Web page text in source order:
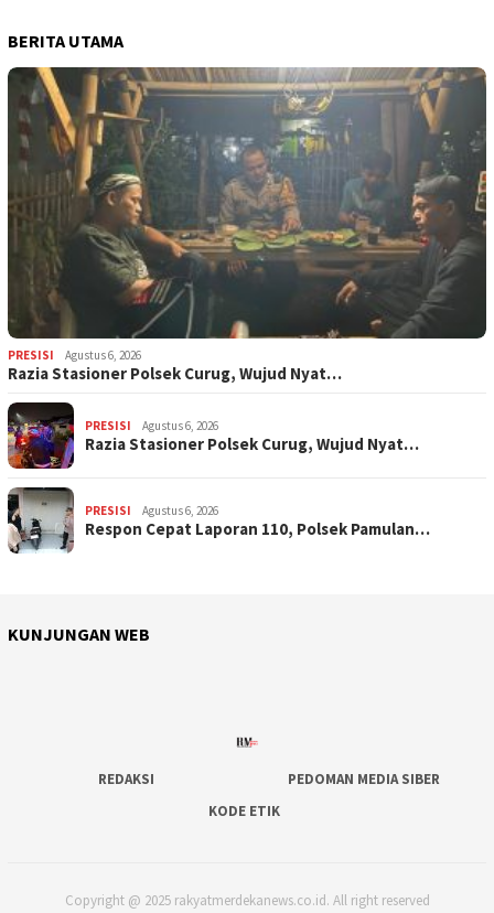
BERITA UTAMA
PRESISI Agustus 6, 2026
Razia Stasioner Polsek Curug, Wujud Nyat…
PRESISI Agustus 6, 2026
Razia Stasioner Polsek Curug, Wujud Nyat…
PRESISI Agustus 6, 2026
Respon Cepat Laporan 110, Polsek Pamulan…
KUNJUNGAN WEB
REDAKSI
PEDOMAN MEDIA SIBER
KODE ETIK
Copyright @ 2025 rakyatmerdekanews.co.id. All right reserved